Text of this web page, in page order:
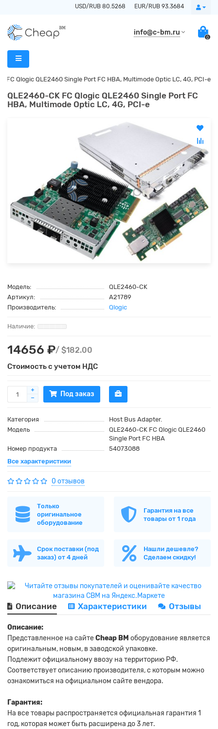
USD/RUB 80.5268 EUR/RUB 93.3684
info@c-bm.ru
0
FC Qlogic QLE2460 Single Port FC HBA, Multimode Optic LC, 4G, PCI-e
QLE2460-CK FC Qlogic QLE2460 Single Port FC
HBA, Multimode Optic LC, 4G, PCI-e
Модель:
QLE2460-CK
Артикул:
A21789
Производитель:
Qlogic
14656 ₽/ $182.00
Стоимость с учетом НДС
Под заказ
Категория
Host Bus Adapter.
Модель
QLE2460-CK FC Qlogic QLE2460
Single Port FC HBA
Номер продукта
54073088
Все характеристики
0 отзывов
Только
оригинальное
оборудование
Гарантия на все
товары от 1 года
Срок поставки (под
заказ) от 4 дней
Нашли дешевле?
Сделаем скидку!
Описание Характеристики Отзывы
Описание:
Представленное на сайтеCheap BM оборудование является
оригинальным, новым, в заводской упаковке.
Подлежит официальному ввозу на территорию РФ.
Соответствует описанию производителя, с которым можно
ознакомиться на официальном сайте вендора.
Гарантия:
На все товары распространяется официальная гарантия 1
год, которая может быть расширена до 3 лет.